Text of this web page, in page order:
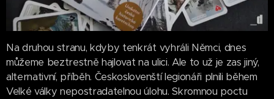
Na druhou stranu, kdyby tenkrát vyhráli Němci, dnes
můžeme beztrestně hajlovat na ulici. Ale to už je zas jiný,
alternativní, příběh. Českoslovenští legionáři plnili během
Velké války nepostradatelnou úlohu. Skromnou poctu